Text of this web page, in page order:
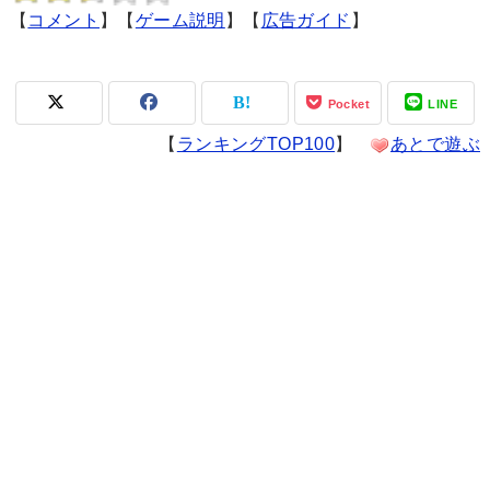
【 コメント 】【 ゲーム説明 】【 広告ガイド 】
Pocket LINE
【 ランキングTOP100】 あとで遊ぶ